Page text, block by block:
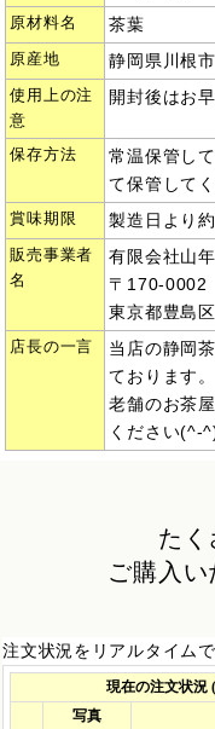
原材料名 茶葉
原産地 静岡県川根市
使用上の注
意
開封後はお
保存方法
常温保管し
て保管してく
賞味期限 製造日より
販売事業者
名
有限会社山
〒170-0002
東京都豊島
店長の一言
当店の静岡
ております。
老舗のお茶
ください(^-
たく
ご購入い
注文状況をリアルタイムで